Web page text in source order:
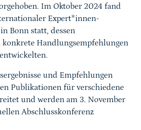
Im Oktober 2024 fand
Expert*innen-
Bonn statt, dessen
Handlungsempfehlungen
und Empfehlungen
Publikationen für verschiedene
und werden am 3. November
Abschlusskonferenz